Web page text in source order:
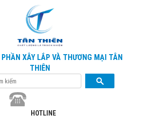
PHẦN XÂY LẮP VÀ THƯƠNG MẠI TÂN
THIÊN
HOTLINE